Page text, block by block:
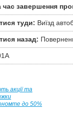
час завершення
туди: Виїзд
назад:
акції та
до 50%